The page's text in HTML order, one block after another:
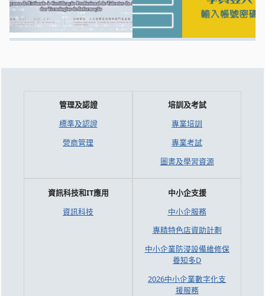
管理及認證
標準及認證
營商管理
培訓及考試
專業培訓
專業考試
圖書及學習資源
資訊科技和IT應用
資訊科技
中小企支援
中小企服務
專精特色店資助計劃
中小企業防浸設備維修保
養知多D
2026中小企業數字化支
援服務